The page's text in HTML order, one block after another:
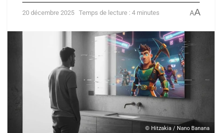
20 décembre 2025 Temps de lecture : 4 minutes AA
© Hitzakia / Nano Banana